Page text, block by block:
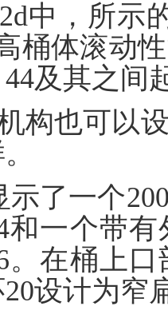
中，所示
桶体滚动
及其之间
构也可以
示了一个
和一个带
。在桶上
设计为窄